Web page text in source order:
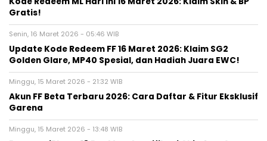
Gratis!
Senin, 16 Maret 2026 - 05:46 WIB
Update Kode Redeem FF 16 Maret 2026: Klaim SG2
Golden Glare, MP40 Spesial, dan Hadiah Juara EWC!
Minggu, 15 Maret 2026 - 21:32 WIB
Akun FF Beta Terbaru 2026: Cara Daftar & Fitur Eksklusif
Garena
Minggu, 15 Maret 2026 - 13:48 WIB